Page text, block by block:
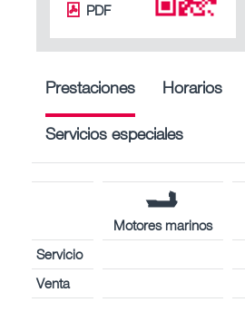
PDF
Prestaciones Horarios
Servicios especiales
Motores marinos
Servicio
Venta